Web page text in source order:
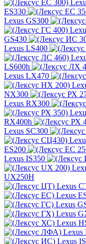
ES330
Lexus GS300
GS430
Lexus LS400
LS600h
Lexus LX470
NX300
Lexus RX300
RX400h
Lexus SC300
ES200
Lexus IS350
UX250H
Lexus
Lexus
Lexus
Lexus
Lexus
Lexus
Lexus IS